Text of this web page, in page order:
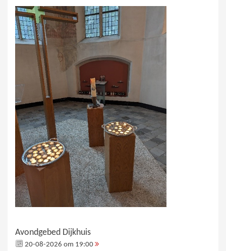
Avondgebed Dijkhuis
20-08-2026 om 19:00